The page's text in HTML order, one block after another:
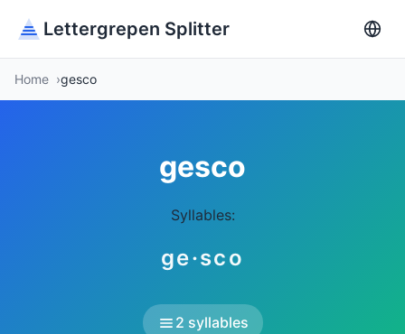
Lettergrepen Splitter
Home gesco
gesco
Syllables:
ge·sco
2 syllables